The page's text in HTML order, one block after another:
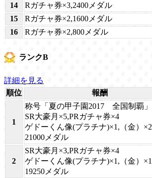
14
Rガチャ券×3,2400メダル
15
Rガチャ券×2,1600メダル
16
Rガチャ券×2,800メダル
ランクB
詳細を見る
順位
報酬
1
称号「夏の甲子園2017 全国制覇」
SR大豪月×5,PRガチャ券×4
ゲドーくん像(プラチナ)×1,（金）×2
21000メダル
2
SR大豪月×3,PRガチャ券×4
ゲドーくん像(プラチナ)×1,（金）×1
19250メダル